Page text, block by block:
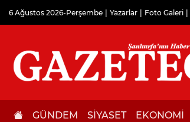
6 Ağustos 2026-Perşembe Yazarlar Foto Galeri
GÜNDEM SİYASET EKONOMİ